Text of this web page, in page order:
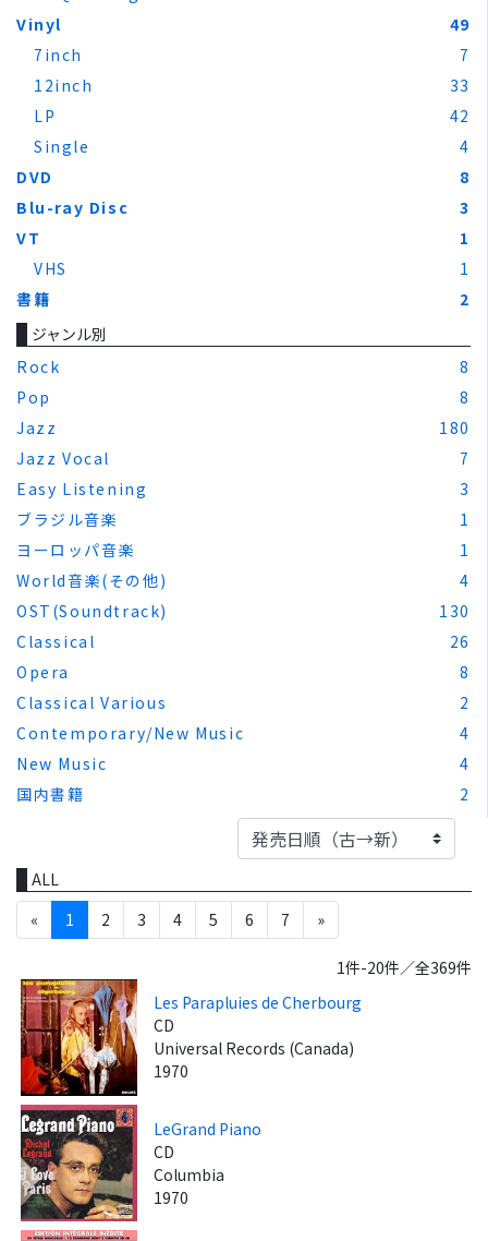
Vinyl
49
7inch
7
12inch
33
LP
42
Single
4
DVD
8
Blu-ray Disc
3
VT
1
VHS
1
書籍
2
ジャンル別
Rock
8
Pop
8
Jazz
180
Jazz Vocal
7
Easy Listening
3
ブラジル音楽
1
ヨーロッパ音楽
1
World音楽(その他)
4
OST(Soundtrack)
130
Classical
26
Opera
8
Classical Various
2
Contemporary/New Music
4
New Music
4
国内書籍
2
ALL
«
1 2 3 4 5 6 7 »
1件-20件／全369件
Les Parapluies de Cherbourg
CD
Universal Records (Canada)
1970
LeGrand Piano
CD
Columbia
1970